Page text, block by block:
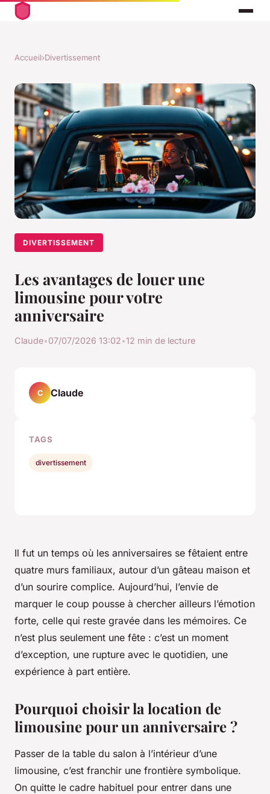
Accueil›Divertissement
DIVERTISSEMENT
Les avantages de louer une
limousine pour votre
anniversaire
Claude•07/07/2026 13:02•12 min de lecture
Il fut un temps où les anniversaires se fêtaient entre
quatre murs familiaux, autour d’un gâteau maison et
d’un sourire complice. Aujourd’hui, l’envie de
marquer le coup pousse à chercher ailleurs l’émotion
forte, celle qui reste gravée dans les mémoires. Ce
n’est plus seulement une fête : c’est un moment
d’exception, une rupture avec le quotidien, une
expérience à part entière.
Pourquoi choisir la location de
limousine pour un anniversaire ?
Passer de la table du salon à l’intérieur d’une
limousine, c’est franchir une frontière symbolique.
On quitte le cadre habituel pour entrer dans une
C Claude
TAGS
divertissement